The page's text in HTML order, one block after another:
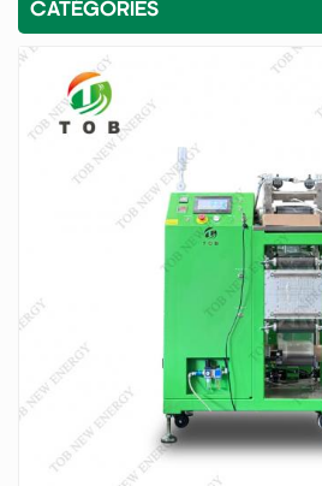
CATÉGORIES